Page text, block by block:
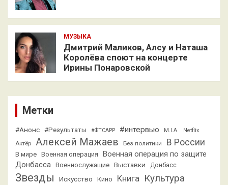
МУЗЫКА
Дмитрий Маликов, Алсу и Наташа
Королёва споют на концерте
Ирины Понаровской
Метки
#Анонс #Результаты #ФТСАРР #интервью M.I.A. Netflix
Актёр Алексей Мажаев Без политики В России
В мире Военная операция
Военная операция по защите
Донбасса Военнослужащие Выставки Донбасс
Звезды Искусство Кино Книга Культура